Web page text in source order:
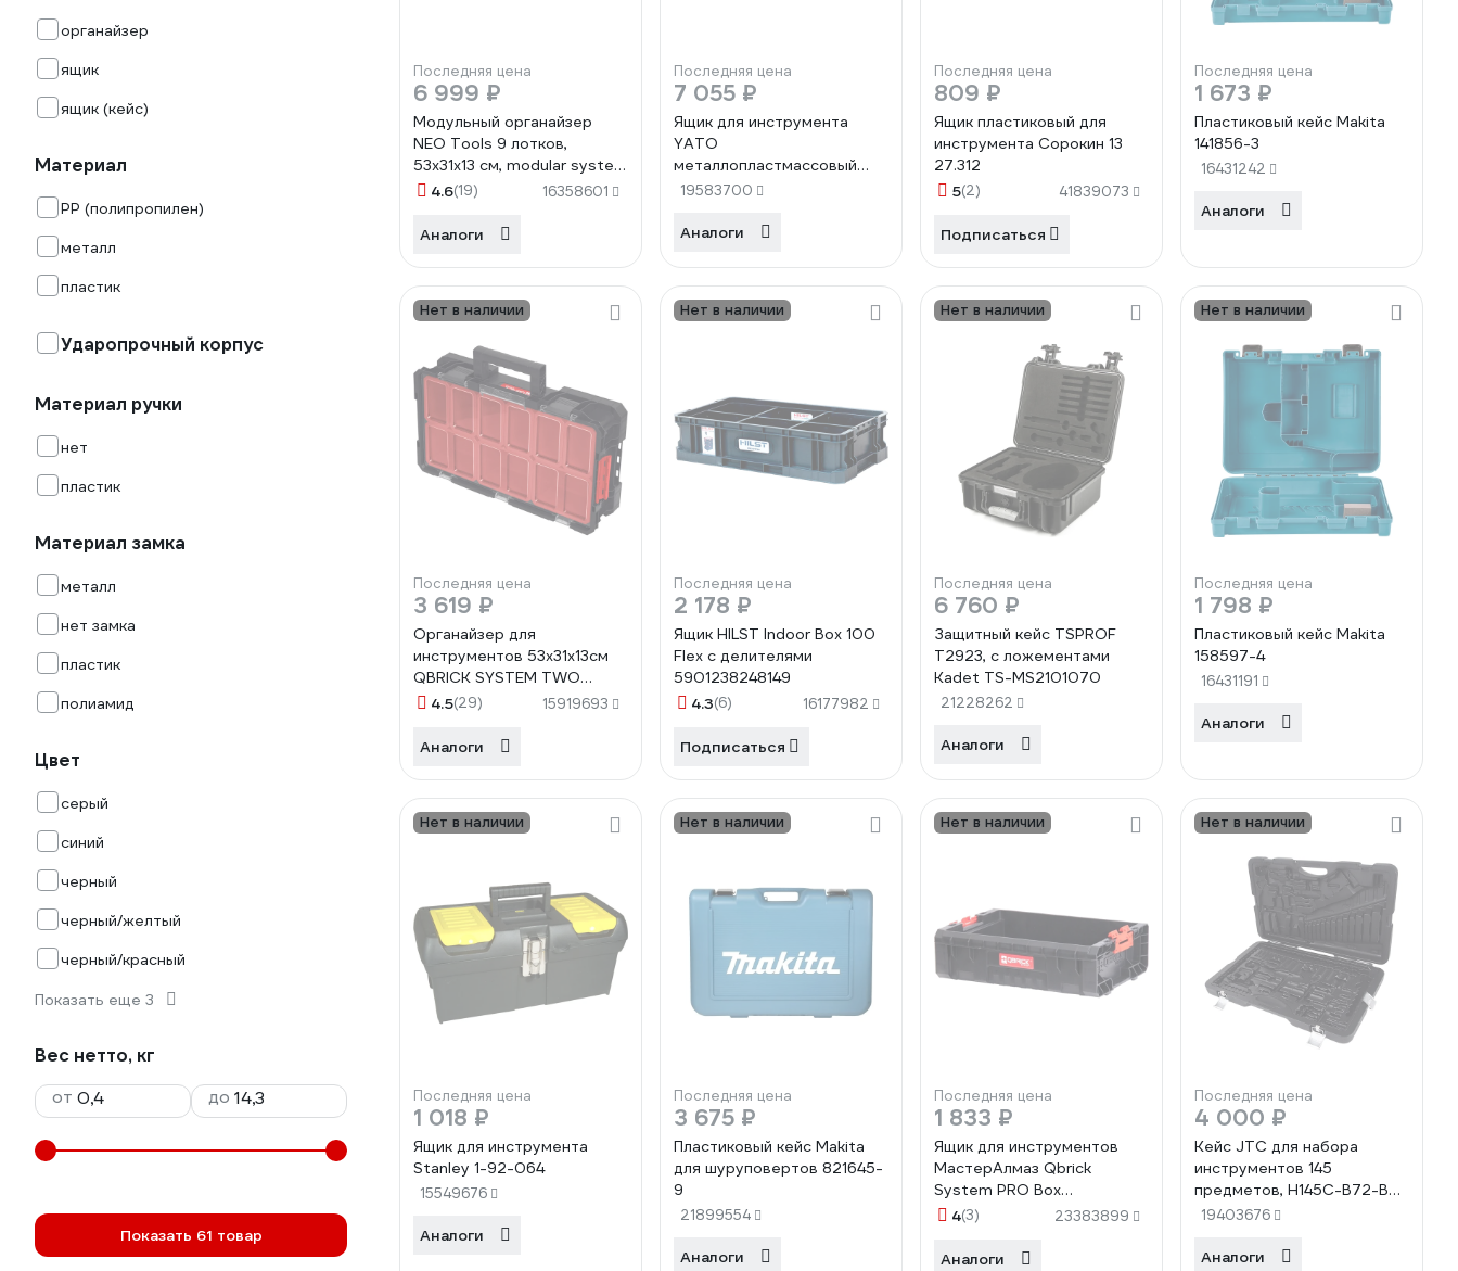
органайзер
ящик
ящик (кейс)
Материал
PP (полипропилен)
металл
пластик
Ударопрочный корпус
Материал ручки
нет
пластик
Материал замка
металл
нет замка
пластик
полиамид
Цвет
серый
синий
черный
черный/желтый
черный/красный
Показать еще 3
Вес нетто, кг
от
до
Показать 61 товар
Последняя цена
6 999 ₽
Модульный органайзер
NEO Tools 9 лотков,
53х31х13 см, modular system
II 84-060
4.6(19) 16358601
Аналоги
Последняя цена
7 055 ₽
Ящик для инструмента
YATO
металлопластмассовый
YT-09108
19583700
Аналоги
Последняя цена
809 ₽
Ящик пластиковый для
инструмента Сорокин 13
27.312
5(2) 41839073
Подписаться
Последняя цена
1 673 ₽
Пластиковый кейс Makita
141856-3
16431242
Аналоги
Нет в наличии
Последняя цена
3 619 ₽
Органайзер для
инструментов 53х31х13см
QBRICK SYSTEM TWO
146160
4.5(29) 15919693
Аналоги
Нет в наличии
Последняя цена
2 178 ₽
Ящик HILST Indoor Box 100
Flex с делителями
5901238248149
4.3(6) 16177982
Подписаться
Нет в наличии
Последняя цена
6 760 ₽
Защитный кейс TSPROF
T2923, с ложементами
Kadet TS-MS2101070
21228262
Аналоги
Нет в наличии
Последняя цена
1 798 ₽
Пластиковый кейс Makita
158597-4
16431191
Аналоги
Нет в наличии
Последняя цена
1 018 ₽
Ящик для инструмента
Stanley 1-92-064
15549676
Аналоги
Нет в наличии
Последняя цена
3 675 ₽
Пластиковый кейс Makita
для шуруповертов 821645-
9
21899554
Аналоги
Нет в наличии
Последняя цена
1 833 ₽
Ящик для инструментов
МастерАлмаз Qbrick
System PRO Box
130/450х310х130 мм
4(3) 23383899
Аналоги
Нет в наличии
Последняя цена
4 000 ₽
Кейс JTC для набора
инструментов 145
предметов, H145C-B72-B
222819
19403676
Аналоги